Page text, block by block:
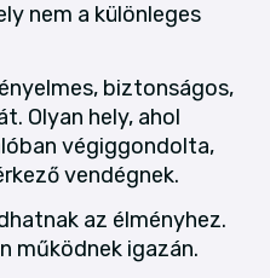
nem a különleges
biztonságos,
Olyan hely, ahol
végiggondolta,
vendégnek.
az élményhez.
működnek igazán.